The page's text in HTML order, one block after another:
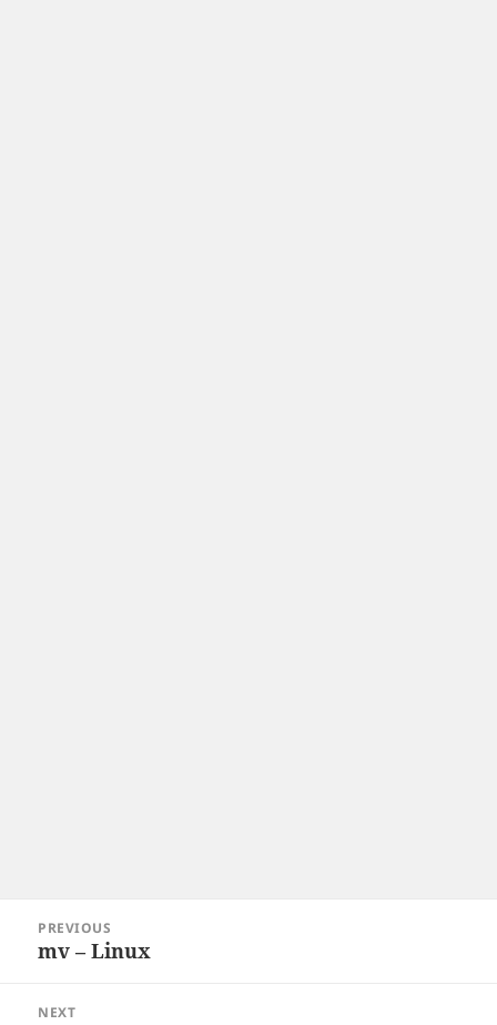
navigation
PREVIOUS
Previous
mv – Linux
NEXT